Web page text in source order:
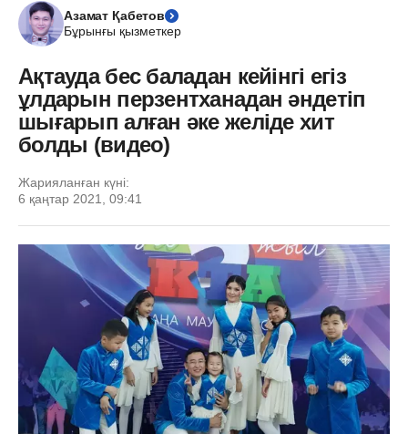
Азамат Қабетов
Бұрынғы қызметкер
Ақтауда бес баладан кейінгі егіз
ұлдарын перзентханадан әндетіп
шығарып алған әке желіде хит
болды (видео)
Жарияланған күні:
6 қаңтар 2021, 09:41